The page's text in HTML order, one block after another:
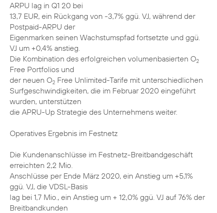
ARPU lag in Q1 20 bei
13,7 EUR, ein Rückgang von -3,7% ggü. VJ, während der
Postpaid-ARPU der
Eigenmarken seinen Wachstumspfad fortsetzte und ggü.
VJ um +0,4% anstieg.
Die Kombination des erfolgreichen volumenbasierten O2
Free Portfolios und
der neuen O2 Free Unlimited-Tarife mit unterschiedlichen
Surfgeschwindigkeiten, die im Februar 2020 eingeführt
wurden, unterstützen
die APRU-Up Strategie des Unternehmens weiter.
Operatives Ergebnis im Festnetz
Die Kundenanschlüsse im Festnetz-Breitbandgeschäft
erreichten 2,2 Mio.
Anschlüsse per Ende März 2020, ein Anstieg um +5,1%
ggü. VJ, die VDSL-Basis
lag bei 1,7 Mio., ein Anstieg um + 12,0% ggü. VJ auf 76% der
Breitbandkunden